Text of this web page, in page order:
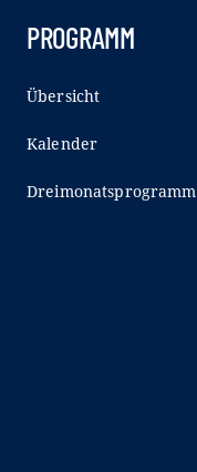
PROGRAMM
Übersicht
Kalender
Dreimonatsprogramm